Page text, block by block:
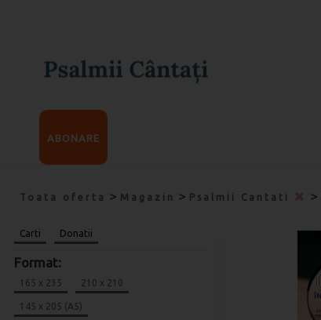
ABONARE
Toata oferta > Magazin > Psalmii Cantati >
Carti Donatii
Format:
165 x 235 210 x 210
145 x 205 (A5)